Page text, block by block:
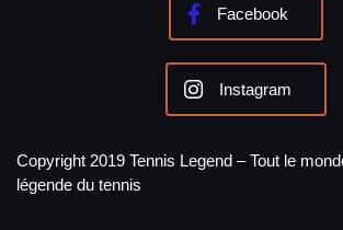
Facebook
Instagram
Copyright 2019 Tennis Legend – Tout le
légende du tennis